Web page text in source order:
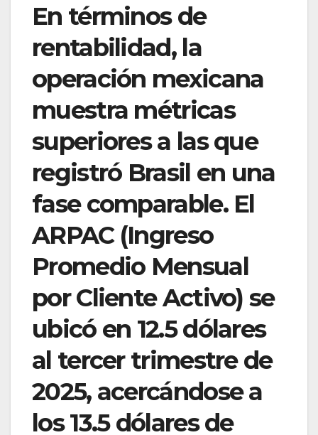
En términos de
rentabilidad, la
operación mexicana
muestra métricas
superiores a las que
registró Brasil en una
fase comparable. El
ARPAC (Ingreso
Promedio Mensual
por Cliente Activo) se
ubicó en 12.5 dólares
al tercer trimestre de
2025, acercándose a
los 13.5 dólares de